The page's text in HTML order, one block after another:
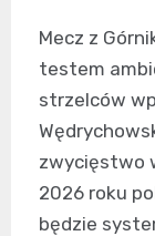
Mecz z
testem
strzelców
zwycięstwo
2026 roku
będzie